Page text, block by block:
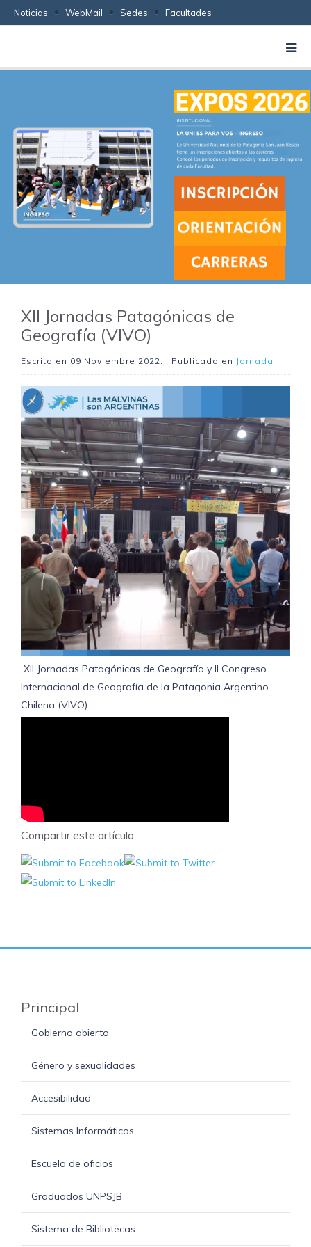
Noticias WebMail Sedes Facultades
XII Jornadas Patagónicas de
Geografía (VIVO)
Escrito en 09 Noviembre 2022. | Publicado en Jornada
XII Jornadas Patagónicas de Geografía y II Congreso
Internacional de Geografía de la Patagonia Argentino-
Chilena (VIVO)
Compartir este artículo
Principal
Gobierno abierto
Género y sexualidades
Accesibilidad
Sistemas Informáticos
Escuela de oficios
Graduados UNPSJB
Sistema de Bibliotecas